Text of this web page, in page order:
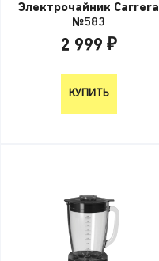
Электрочайник Carrera
№583
2 999 ₽
КУПИТЬ